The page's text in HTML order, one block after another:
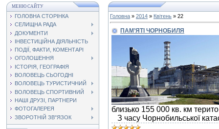
МЕНЮ САЙТУ
ГОЛОВНА СТОРІНКА
СЕЛИЩНА РАДА
ДОКУМЕНТИ
ІНВЕСТИЦІЙНА ДІЯЛЬНІСТЬ
ПОДІЇ, ФАКТИ, КОМЕНТАРІ
ОГОЛОШЕННЯ
ІСТОРІЯ, ГЕОГРАФІЯ
ВОЛОВЕЦЬ СЬОГОДНІ
ВОЛОВЕЦЬ ТУРИСТИЧНИЙ
ВОЛОВЕЦЬ СПОРТИВНИЙ
НАШІ ДРУЗІ, ПАРТНЕРИ
ФОТОГАЛЕРЕЯ
ЗВОРОТНІЙ ЗВ"ЯЗОК
Головна » 2014 » Квітень » 22
ПАМ’ЯТІ ЧОРНОБИЛЯ
близько 155 000 кв. км
З часу Чорнобильської